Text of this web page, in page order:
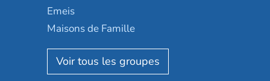
Domusvi
Happy Senior
Aquarelia
Nexity edenea
Emeis
Maisons de Famille
Korian
Emera